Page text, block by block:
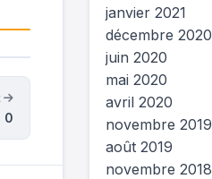
0
janvier 2021
décembre 2020
juin 2020
mai 2020
avril 2020
novembre 2019
août 2019
novembre 2018